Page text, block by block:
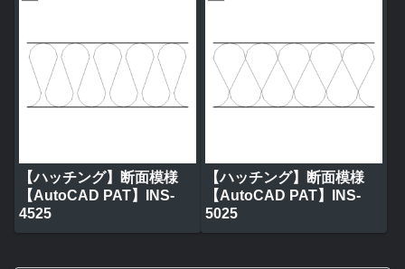
【ハッチング】断面模様
【AutoCAD PAT】INS-
4525
【ハッチング】断面模様
【AutoCAD PAT】INS-
5025